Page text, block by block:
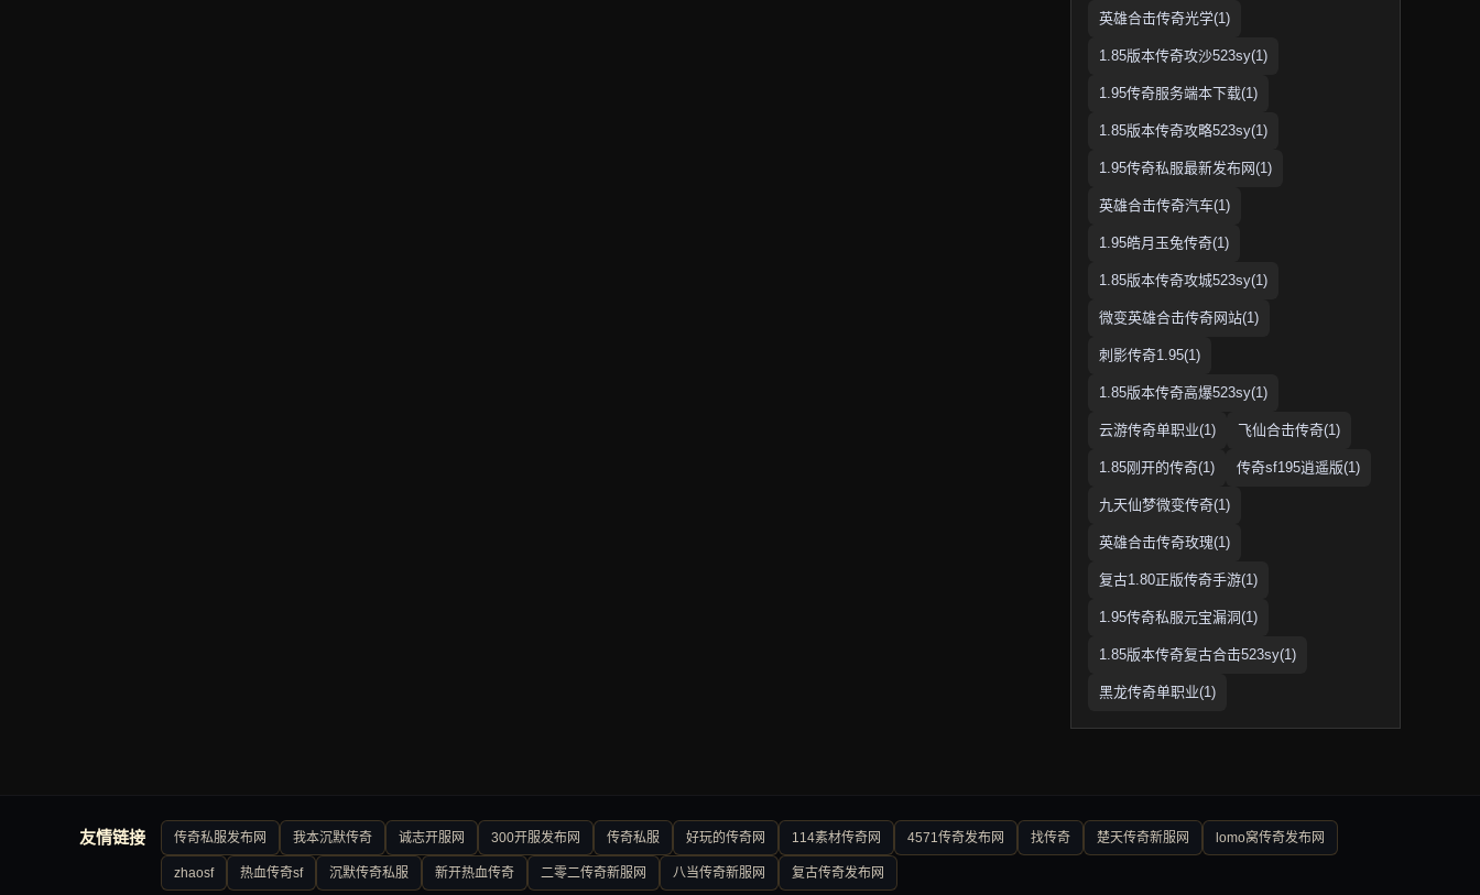
英雄合击传奇光学(1)
1.85版本传奇攻沙523sy(1)
1.95传奇服务端本下载(1)
1.85版本传奇攻略523sy(1)
1.95传奇私服最新发布网(1)
英雄合击传奇汽车(1)
1.95皓月玉兔传奇(1)
1.85版本传奇攻城523sy(1)
微变英雄合击传奇网站(1)
刺影传奇1.95(1)
1.85版本传奇高爆523sy(1)
云游传奇单职业(1) 飞仙合击传奇(1)
1.85刚开的传奇(1) 传奇sf195逍遥版(1)
九天仙梦微变传奇(1)
英雄合击传奇玫瑰(1)
复古1.80正版传奇手游(1)
1.95传奇私服元宝漏洞(1)
1.85版本传奇复古合击523sy(1)
黑龙传奇单职业(1)
友情链接 传奇私服发布网 我本沉默传奇 诚志开服网 300开服发布网 传奇私服 好玩的传奇网 114素材传奇网 4571传奇发布网 找传奇 楚天传奇新服网 lomo窝传奇发布网
zhaosf 热血传奇sf 沉默传奇私服 新开热血传奇 二零二传奇新服网 八当传奇新服网 复古传奇发布网